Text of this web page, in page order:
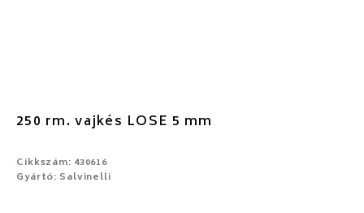
250 rm. vajkés LOSE 5 mm
Cikkszám: 430616
Gyártó: Salvinelli